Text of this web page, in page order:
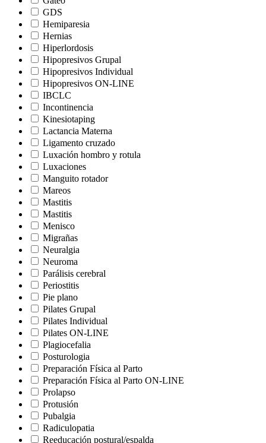
GDS
Hemiparesia
Hernias
Hiperlordosis
Hipopresivos Grupal
Hipopresivos Individual
Hipopresivos ON-LINE
IBCLC
Incontinencia
Kinesiotaping
Lactancia Materna
Ligamento cruzado
Luxación hombro y rotula
Luxaciones
Manguito rotador
Mareos
Mastitis
Mastitis
Menisco
Migrañas
Neuralgia
Neuroma
Parálisis cerebral
Periostitis
Pie plano
Pilates Grupal
Pilates Individual
Pilates ON-LINE
Plagiocefalia
Posturologia
Preparación Física al Parto
Preparación Física al Parto ON-LINE
Prolapso
Protusión
Pubalgia
Radiculopatia
Reeducación postural/espalda